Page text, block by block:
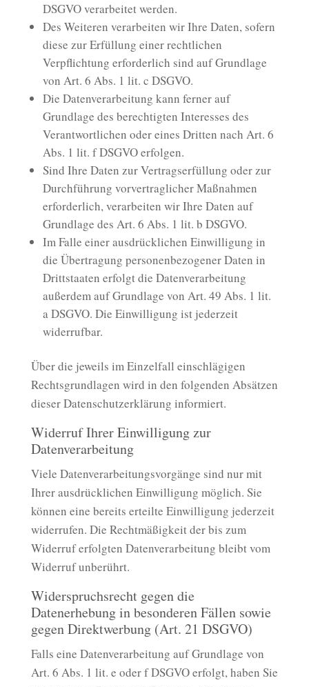
DSGVO verarbeitet werden.
Des Weiteren verarbeiten wir Ihre Daten, sofern
diese zur Erfüllung einer rechtlichen
Verpflichtung erforderlich sind auf Grundlage
von Art. 6 Abs. 1 lit. c DSGVO.
Die Datenverarbeitung kann ferner auf
Grundlage des berechtigten Interesses des
Verantwortlichen oder eines Dritten nach Art. 6
Abs. 1 lit. f DSGVO erfolgen.
Sind Ihre Daten zur Vertragserfüllung oder zur
Durchführung vorvertraglicher Maßnahmen
erforderlich, verarbeiten wir Ihre Daten auf
Grundlage des Art. 6 Abs. 1 lit. b DSGVO.
Im Falle einer ausdrücklichen Einwilligung in
die Übertragung personenbezogener Daten in
Drittstaaten erfolgt die Datenverarbeitung
außerdem auf Grundlage von Art. 49 Abs. 1 lit.
a DSGVO. Die Einwilligung ist jederzeit
widerrufbar.
Über die jeweils im Einzelfall einschlägigen
Rechtsgrundlagen wird in den folgenden Absätzen
dieser Datenschutzerklärung informiert.
Widerruf Ihrer Einwilligung zur
Datenverarbeitung
Viele Datenverarbeitungsvorgänge sind nur mit
Ihrer ausdrücklichen Einwilligung möglich. Sie
können eine bereits erteilte Einwilligung jederzeit
widerrufen. Die Rechtmäßigkeit der bis zum
Widerruf erfolgten Datenverarbeitung bleibt vom
Widerruf unberührt.
Widerspruchsrecht gegen die
Datenerhebung in besonderen Fällen sowie
gegen Direktwerbung (Art. 21 DSGVO)
Falls eine Datenverarbeitung auf Grundlage von
Art. 6 Abs. 1 lit. e oder f DSGVO erfolgt, haben Sie